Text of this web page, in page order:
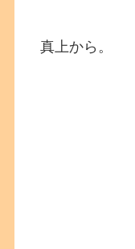
真上から。